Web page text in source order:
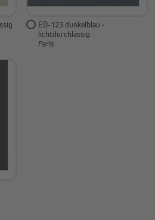
ED-123 dunkelblau -
lichtdurchlässig
Paris